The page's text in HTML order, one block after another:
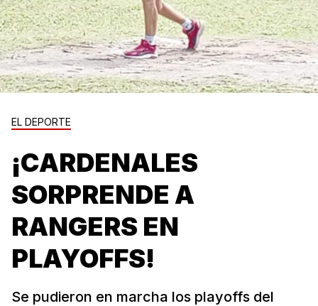
EL DEPORTE
¡CARDENALES
SORPRENDE A
RANGERS EN
PLAYOFFS!
Se pudieron en marcha los playoffs del